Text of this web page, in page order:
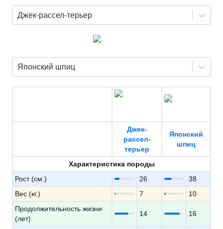
Джек-рассел-терьер
Японский шпиц
Джек-
рассел-
терьер
Японский
шпиц
Характеристика породы
Рост (см.)
26
38
Вес (кг.)
7
10
Продолжительность жизни
(лет)
14 16